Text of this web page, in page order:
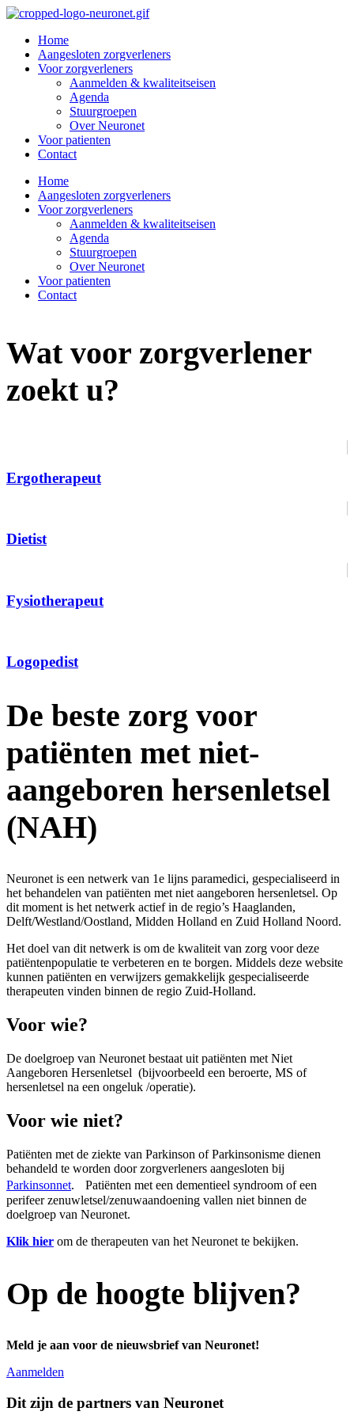
Home
Aangesloten zorgverleners
Voor zorgverleners
Aanmelden & kwaliteitseisen
Agenda
Stuurgroepen​
Over Neuronet
Voor patienten
Contact
Home
Aangesloten zorgverleners
Voor zorgverleners
Aanmelden & kwaliteitseisen
Agenda
Stuurgroepen​
Over Neuronet
Voor patienten
Contact
Wat voor zorgverlener
zoekt u?
Ergotherapeut
Dietist
Fysiotherapeut
Logopedist
De beste zorg voor
patiënten met niet-
aangeboren hersenletsel
(NAH)
Neuronet is een netwerk van 1e lijns paramedici, gespecialiseerd in
het behandelen van patiënten met niet aangeboren hersenletsel. Op
dit moment is het netwerk actief in de regio’s Haaglanden,
Delft/Westland/Oostland, Midden Holland en Zuid Holland Noord.
Het doel van dit netwerk is om de kwaliteit van zorg voor deze
patiëntenpopulatie te verbeteren en te borgen. Middels deze website
kunnen patiënten en verwijzers gemakkelijk gespecialiseerde
therapeuten vinden binnen de regio Zuid-Holland.
Voor wie?
De doelgroep van Neuronet bestaat uit patiënten met Niet
Aangeboren Hersenletsel (bijvoorbeeld een beroerte, MS of
hersenletsel na een ongeluk /operatie).
Voor wie niet?
Patiënten met de ziekte van Parkinson of Parkinsonisme dienen
behandeld te worden door zorgverleners aangesloten bij
Parkinsonnet. Patiënten met een dementieel syndroom of een
perifeer zenuwletsel/zenuwaandoening vallen niet binnen de
doelgroep van Neuronet.
Klik hier om de therapeuten van het Neuronet te bekijken.
Op de hoogte blijven?
Meld je aan voor de nieuwsbrief van Neuronet!
Aanmelden
Dit zijn de partners van Neuronet